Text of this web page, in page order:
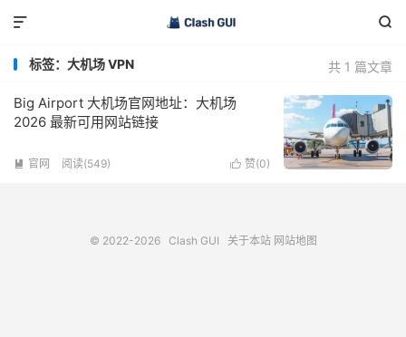


共 1 篇文章
标签：大机场 VPN
Big Airport 大机场官网地址：大机场
2026 最新可用网站链接
 赞(0)
 官网 阅读(549)
© 2022-2026 Clash GUI 关于本站 网站地图